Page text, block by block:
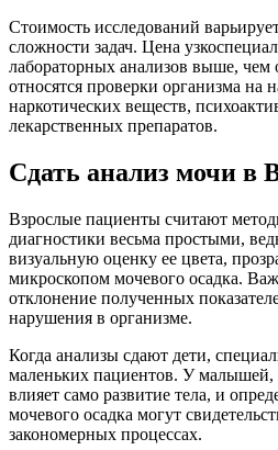
Стоимость исследований
сложности задач. Цена
лабораторных анализов выше,
относятся проверки организма на
наркотических веществ,
лекарственных препаратов.
Сдать анализ мочи в
Взрослые пациенты считают
диагностики весьма простыми,
визуальную оценку ее цвета,
микроскопом мочевого осадка.
отклонение полученных
нарушения в организме.
Когда анализы сдают дети,
маленьких пациентов. У малышей,
влияет само развитие тела, и
мочевого осадка могут
закономерных процессах.